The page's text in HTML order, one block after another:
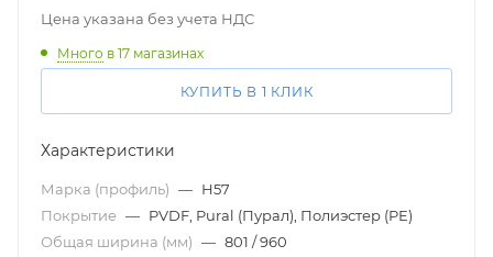
Цена указана без учета НДС
Много в 17 магазинах
КУПИТЬ В 1 КЛИК
Характеристики
Марка (профиль) — Н57
Покрытие — PVDF, Pural (Пурал), Полиэстер (PE)
Общая ширина (мм) — 801 / 960